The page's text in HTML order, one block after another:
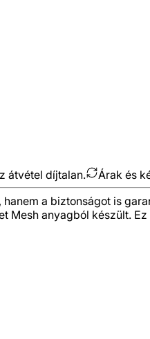
átvétel díjtalan. Árak és
a biztonságot is
anyagból készült.